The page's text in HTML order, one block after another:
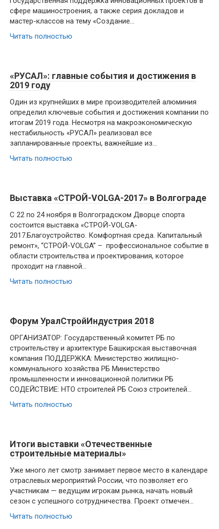
сфере машиностроения, а также серия докладов и
мастер-классов на тему «Создание…
Читать полностью
«РУСАЛ»: главные события и достижения в
2019 году
Один из крупнейших в мире производителей алюминия
определил ключевые события и достижения компании по
итогам 2019 года. Несмотря на макроэкономическую
нестабильность «РУСАЛ» реализовал все
запланированные проекты, важнейшие из…
Читать полностью
Выставка «СТРОЙ-VOLGA-2017» в Волгограде
С 22 по 24 ноября в Волгоградском Дворце спорта
состоится выставка «СТРОЙ-VOLGA-
2017.Благоустройство. Комфортная среда. Капитальный
ремонт», “СТРОЙ-VOLGA” – профессиональное событие в
области строительства и проектирования, которое
проходит на главной…
Читать полностью
Форум УралСтройИндустрия 2018
ОРГАНИЗАТОР: Государственный комитет РБ по
строительству и архитектуре Башкирская выставочная
компания ПОДДЕРЖКА: Министерство жилищно-
коммунального хозяйства РБ Министерство
промышленности и инновационной политики РБ
СОДЕЙСТВИЕ: НТО строителей РБ Союз строителей…
Читать полностью
Итоги выставки «Отечественные
строительные материалы»
Уже много лет смотр занимает первое место в календаре
отраслевых мероприятий России, что позволяет его
участникам — ведущим игрокам рынка, начать новый
сезон с успешного сотрудничества. Проект отмечен…
Читать полностью